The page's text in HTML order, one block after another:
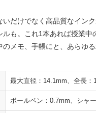
いだけでなく高品質なイン
ルも。これ1本あれば授業中
のメモ、手帳にと、あらゆ
最大直径：14.1mm、全長：
ボールペン：0.7mm、シャ